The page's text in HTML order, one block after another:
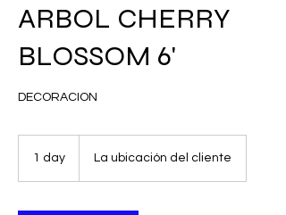
ARBOL CHERRY
BLOSSOM 6'
DECORACION
1 day La ubicación del cliente